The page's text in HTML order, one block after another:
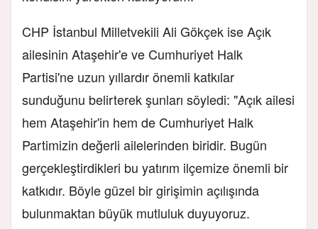
CHP İstanbul Milletvekili Ali Gökçek ise Açık
ailesinin Ataşehir'e ve Cumhuriyet Halk
Partisi'ne uzun yıllardır önemli katkılar
sunduğunu belirterek şunları söyledi: "Açık ailesi
hem Ataşehir'in hem de Cumhuriyet Halk
Partimizin değerli ailelerinden biridir. Bugün
gerçekleştirdikleri bu yatırım ilçemize önemli bir
katkıdır. Böyle güzel bir girişimin açılışında
bulunmaktan büyük mutluluk duyuyoruz.